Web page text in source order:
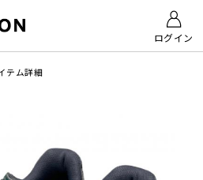
ログイン
テム詳細